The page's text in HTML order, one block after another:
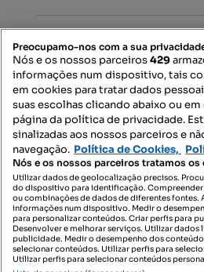
Mapa do Site
Contacte-nos
SIGA-NOS:
Preocupamo-nos com a sua
Nós e os nossos parceiros429
informações num dispositivo, tais
em cookies para tratar dados
suas escolhas clicando abaixo ou
página da política de privacidade.
sinalizadas aos nossos parceiros e
navegação. Política de Cookies,
Nós e os nossos parceiros tratamos
Utilizar dados de geolocalização precisos.
do dispositivo para identificação.
ou combinações de dados de diferentes fontes.
informações num dispositivo. Medir o
para personalizar conteúdos. Criar perfis para
Desenvolver e melhorar serviços. Utilizar
publicidade. Medir o desempenho dos
selecionar conteúdos. Utilizar perfis para
Utilizar perfis para selecionar conteúdos